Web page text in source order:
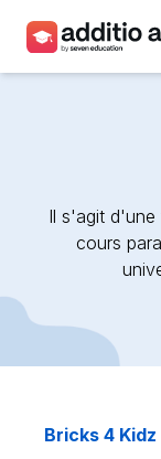
Il s'agit d'une
cours
Bricks 4 Kidz